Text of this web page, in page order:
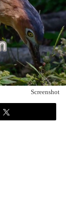
Screenshot